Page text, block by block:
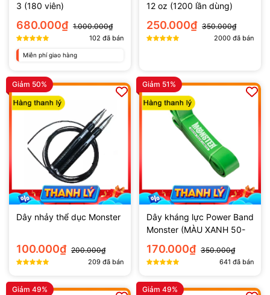
3 (180 viên)
680.000₫ 1.000.000₫
102 đã bán
Miễn phí giao hàng
12 oz (1200 lần dùng)
250.000₫ 350.000₫
2000 đã bán
Giảm 50%
Dây nhảy thể dục Monster
100.000₫ 200.000₫
209 đã bán
Giảm 51%
Dây kháng lực Power Band
Monster (MÀU XANH 50-
125lbs)
170.000₫ 350.000₫
641 đã bán
Giảm 49% Giảm 49%